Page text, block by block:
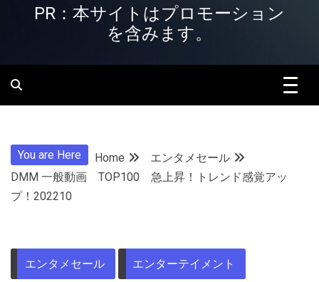
PR：本サイトはプロモーション
を含みます。
You are Here Home
エンタメセール
DMM 一般動画 TOP100 急上昇！トレンド感覚アッ
プ！202210
エンタメセール エンターテイメント